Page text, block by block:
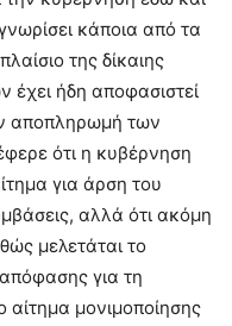
κάποια από τα
της δίκαιης
έχει ήδη αποφασιστεί
αποπληρωμή των
ότι η κυβέρνηση
για άρση του
αλλά ότι ακόμη
μελετάται το
για τη
αίτημα μονιμοποίησης